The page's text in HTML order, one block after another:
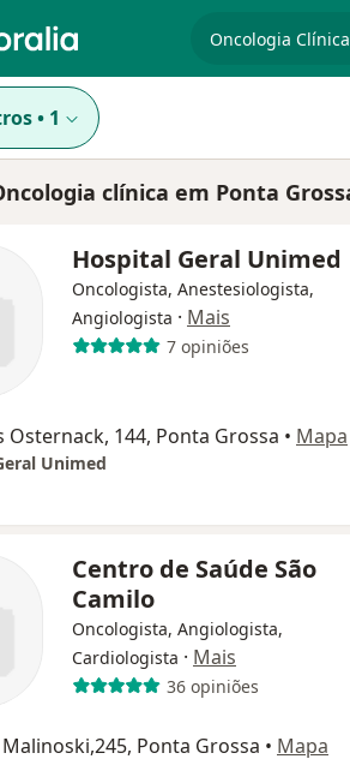
especialidade,
• 1
clínica em Ponta
Hospital Geral Unimed
Oncologista, Anestesiologista,
Angiologista · Mais
7 opiniões
Osternack, 144, Ponta Grossa • Mapa
Unimed
Centro de Saúde São
Camilo
Oncologista, Angiologista,
Cardiologista · Mais
36 opiniões
Malinoski,245, Ponta Grossa • Mapa